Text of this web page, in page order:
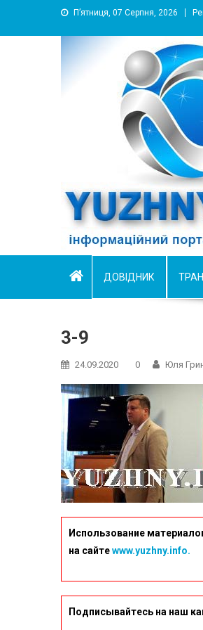
П’ятниця, 07 Серпня, 2026
информационный
ДОВІДНИК
3-9
24.09.2020 0 Юля
Использование
на сайтеwww.yuzhny.info.
Подписывайтесь на наш